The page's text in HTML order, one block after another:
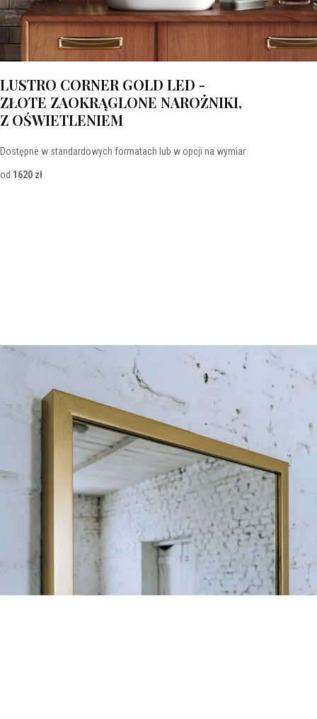
LUSTRO CORNER GOLD LED -
ZŁOTE ZAOKRĄGLONE NAROŻNIKI,
Z OŚWIETLENIEM
Dostępne w standardowych formatach lub w opcji na wymiar
od 1620 zł